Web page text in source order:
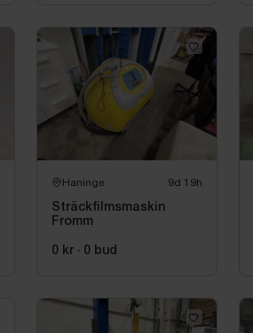
Haninge 9d 19h
Sträckfilmsmaskin
Fromm
0 kr · 0 bud